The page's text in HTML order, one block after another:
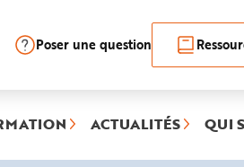
Poser une question
ACTUALITÉS QUI